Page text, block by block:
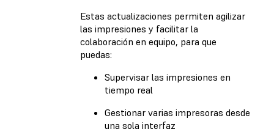
Estas actualizaciones permiten agilizar
las impresiones y facilitar la
colaboración en equipo, para que
puedas:
Supervisar las impresiones en
tiempo real
Gestionar varias impresoras desde
una sola interfaz